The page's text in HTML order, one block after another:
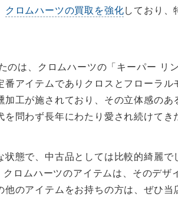
クロムハーツの買取を強化しており、
は、クロムハーツの「キーパー リ
アイテムでありクロスとフローラ
工が施されており、その立体感の
問わず長年にわたり愛され続けてき
態で、中古品としては比較的綺麗
ロムハーツのアイテムは、そのデザ
のアイテムをお持ちの方は、ぜひ当